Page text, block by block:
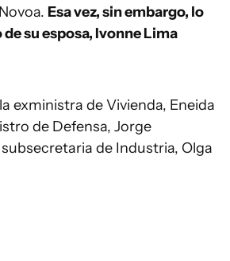
Esa vez, sin embargo, lo
su esposa, Ivonne Lima
exministra de Vivienda, Eneida
de Defensa, Jorge
de Industria, Olga